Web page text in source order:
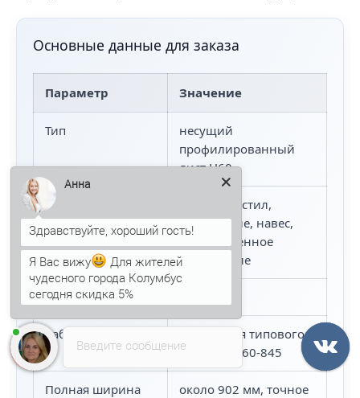
Основные данные для заказа
Параметр Значение
Тип
несущий
профилированный
лист Н60
Назначение
кровля, настил,
перекрытие, навес,
промышленное
ограждение
Высота волны
Рабочая ширина
845 мм для типового
формата Н60-845
Полная ширина
около 902 мм, точное
Введите сообщение
Анна
Здравствуйте, хороший гость!
Я Вас вижу
Для жителей
чудесного города Колумбус
сегодня скидка 5%
Аннапечатает...